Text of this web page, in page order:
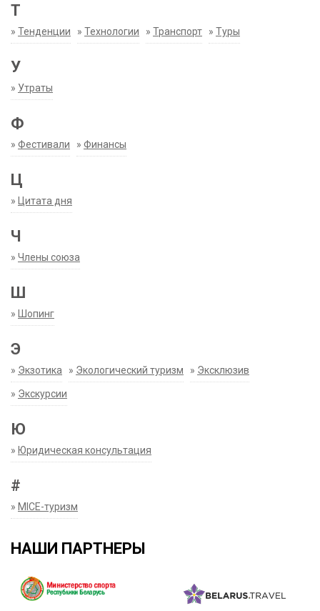
Т
» Тенденции » Технологии » Транспорт » Туры
У
» Утраты
Ф
» Фестивали » Финансы
Ц
» Цитата дня
Ч
» Члены союза
Ш
» Шопинг
Э
» Экзотика » Экологический туризм » Эксклюзив
» Экскурсии
Ю
» Юридическая консультация
#
» MICE-туризм
НАШИ ПАРТНЕРЫ